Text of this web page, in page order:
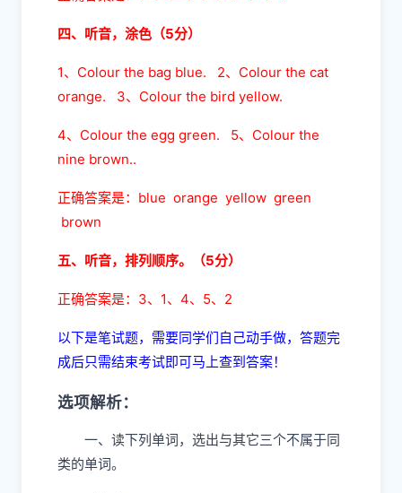
四、听音，涂色（5分）
1、Colour the bag blue. 2、Colour the cat
orange. 3、Colour the bird yellow.
4、Colour the egg green. 5、Colour the
nine brown..
正确答案是：blue orange yellow green
brown
五、听音，排列顺序。（5分）
正确答案是：3、1、4、5、2
以下是笔试题，需要同学们自己动手做，答题完
成后只需结束考试即可马上查到答案！
选项解析：
一、读下列单词，选出与其它三个不属于同
类的单词。